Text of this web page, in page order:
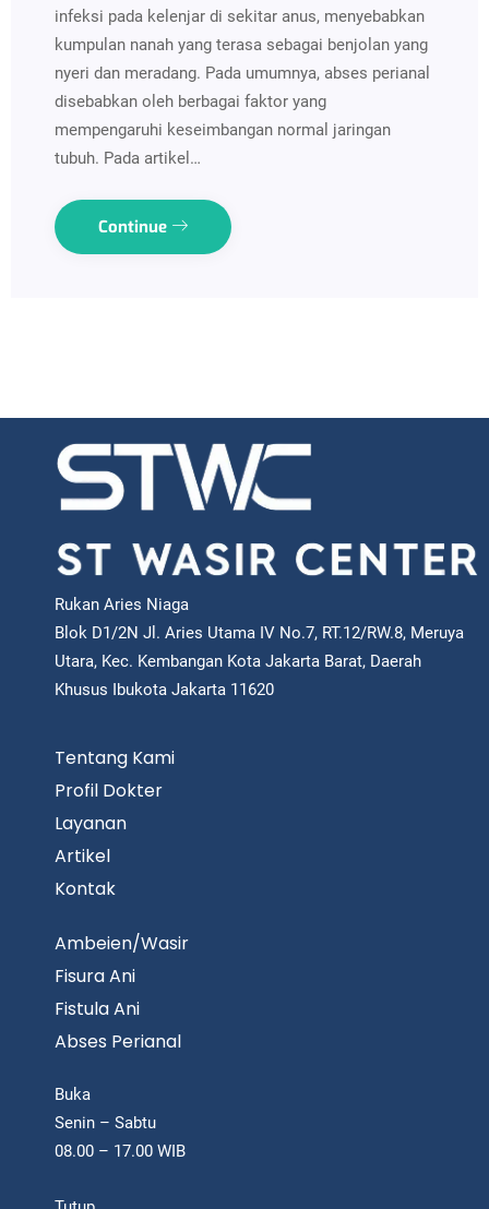
infeksi pada kelenjar di sekitar anus, menyebabkan
kumpulan nanah yang terasa sebagai benjolan yang
nyeri dan meradang. Pada umumnya, abses perianal
disebabkan oleh berbagai faktor yang
mempengaruhi keseimbangan normal jaringan
tubuh. Pada artikel…
Continue
Rukan Aries Niaga
Blok D1/2N Jl. Aries Utama IV No.7, RT.12/RW.8, Meruya
Utara, Kec. Kembangan Kota Jakarta Barat, Daerah
Khusus Ibukota Jakarta 11620
Tentang Kami
Profil Dokter
Layanan
Artikel
Kontak
Ambeien/Wasir
Fisura Ani
Fistula Ani
Abses Perianal
Buka
Senin – Sabtu
08.00 – 17.00 WIB